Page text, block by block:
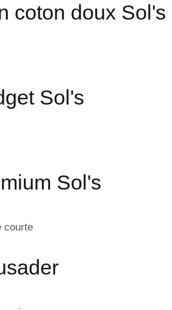
coton doux Sol's
Sol's
Sol's